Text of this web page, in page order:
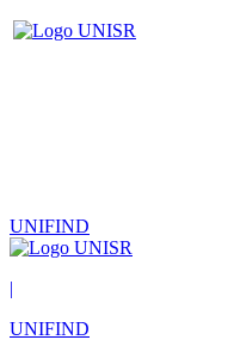
UNIFIND
|
UNIFIND